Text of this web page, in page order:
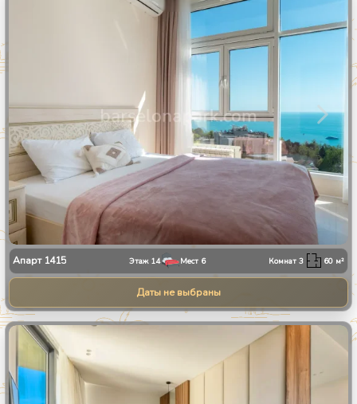
Апарт 1415 Этаж 14 Мест 6 Комнат3 60 м²
Даты не выбраны